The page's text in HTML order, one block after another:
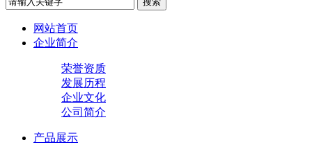
网站首页
企业简介
荣誉资质
发展历程
企业文化
公司简介
产品展示